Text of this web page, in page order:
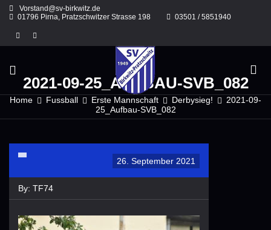
Skip
Vorstand@sv-birkwitz.de
01796 Pirna, Pratzschwitzer Strasse 198
03501 / 5851940
2021-09-25_AUFBAU-SVB_082
Home Fussball Erste Mannschaft Derbysieg!
2021-09-
25_Aufbau-SVB_082
26. September 2021
By: TF74